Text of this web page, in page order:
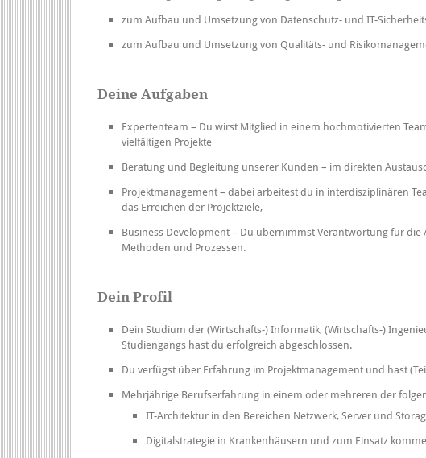
zum Aufbau und Umsetzung von Datenschutz- und IT-
zum Aufbau und Umsetzung von Qualitäts- und
Deine Aufgaben
Expertenteam – Du wirst Mitglied in einem hochmotivierten
vielfältigen Projekte
Beratung und Begleitung unserer Kunden – im direkten
Projektmanagement – dabei arbeitest du in interdisziplinären
das Erreichen der Projektziele,
Business Development – Du übernimmst Verantwortung für
Methoden und Prozessen.
Dein Profil
Dein Studium der (Wirtschafts-) Informatik, (Wirtschafts-)
Studiengangs hast du erfolgreich abgeschlossen.
Du verfügst über Erfahrung im Projektmanagement und hast
Mehrjährige Berufserfahrung in einem oder mehreren der
IT-Architektur in den Bereichen Netzwerk, Server und
Digitalstrategie in Krankenhäusern und zum Einsatz